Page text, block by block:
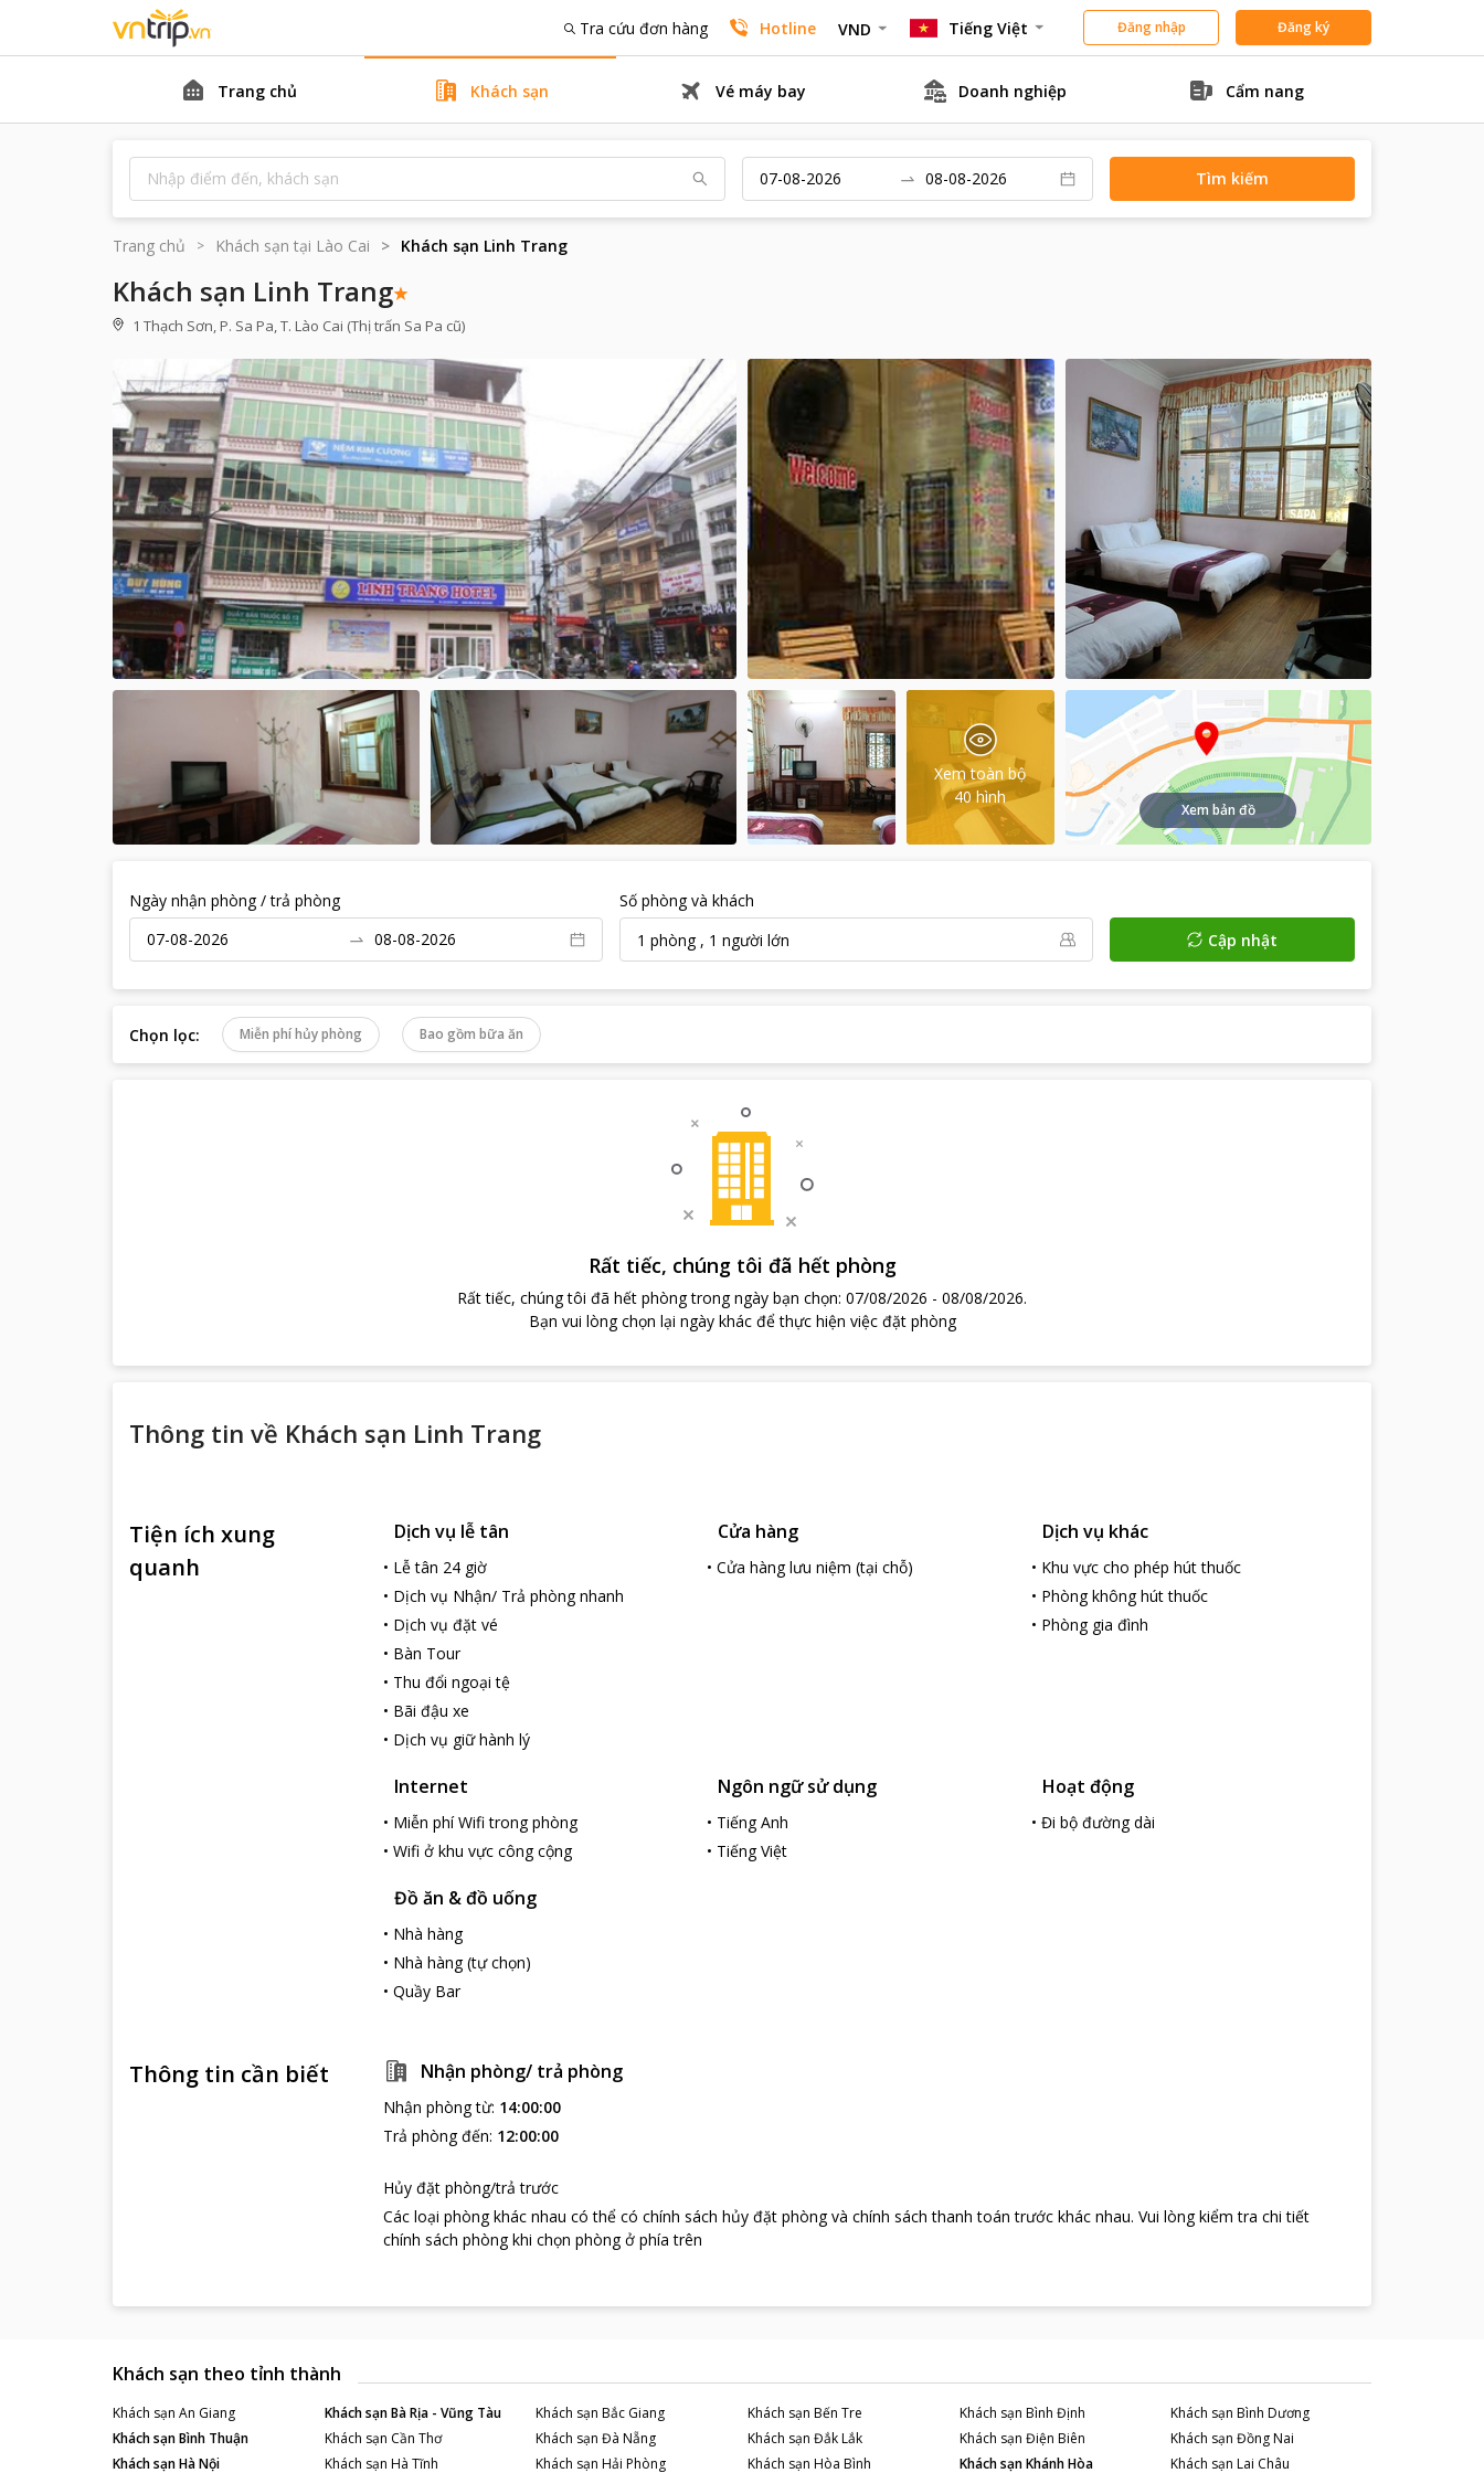
Tra cứu đơn hàng Hotline VND Tiếng Việt Đăng nhập Đăng ký
Trang chủ Khách sạn Vé máy bay Doanh nghiệp Cẩm nang
Tìm kiếm
Trang chủ Khách sạn tại Lào Cai Khách sạn Linh Trang
Khách sạn Linh Trang
1 Thạch Sơn, P. Sa Pa, T. Lào Cai (Thị trấn Sa Pa cũ)
Xem toàn bộ
40 hình
Xem bản đồ
Ngày nhận phòng / trả phòng
Số phòng và khách
1 phòng, 1 người lớn Cập nhật
Chọn lọc: Miễn phí hủy phòng Bao gồm bữa ăn
Rất tiếc, chúng tôi đã hết phòng
Rất tiếc, chúng tôi đã hết phòng trong ngày bạn chọn: 07/08/2026 - 08/08/2026.
Bạn vui lòng chọn lại ngày khác để thực hiện việc đặt phòng
Thông tin về Khách sạn Linh Trang
Tiện ích xung
quanh
Dịch vụ lễ tân
• Lễ tân 24 giờ
• Dịch vụ Nhận/ Trả phòng nhanh
• Dịch vụ đặt vé
• Bàn Tour
• Thu đổi ngoại tệ
• Bãi đậu xe
• Dịch vụ giữ hành lý
Cửa hàng
•Cửa hàng lưu niệm (tại chỗ)
Dịch vụ khác
• Khu vực cho phép hút thuốc
• Phòng không hút thuốc
• Phòng gia đình
Internet
• Miễn phí Wifi trong phòng
• Wifi ở khu vực công cộng
Ngôn ngữ sử dụng
• Tiếng Anh
• Tiếng Việt
Hoạt động
• Đi bộ đường dài
Đồ ăn & đồ uống
• Nhà hàng
• Nhà hàng (tự chọn)
• Quầy Bar
Thông tin cần biết Nhận phòng/ trả phòng
Nhận phòng từ: 14:00:00
Trả phòng đến: 12:00:00
Hủy đặt phòng/trả trước
Các loại phòng khác nhau có thể có chính sách hủy đặt phòng và chính sách thanh toán trước khác nhau. Vui lòng kiểm tra chi tiết
chính sách phòng khi chọn phòng ở phía trên
Khách sạn theo tỉnh thành
Khách sạn An Giang Khách sạnBà Rịa - Vũng Tàu Khách sạn Bắc Giang Khách sạn Bến Tre Khách sạn Bình Định Khách sạn Bình Dương
Khách sạnBình Thuận Khách sạn Cần Thơ Khách sạn Đà Nẵng Khách sạn Đắk Lắk Khách sạn Điện Biên Khách sạn Đồng Nai
Khách sạnHà Nội Khách sạn Hà Tĩnh Khách sạn Hải Phòng Khách sạn Hòa Bình Khách sạnKhánh Hòa Khách sạn Lai Châu